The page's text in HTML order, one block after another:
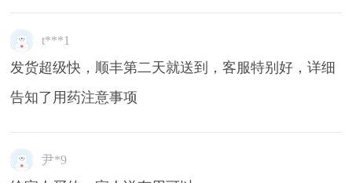
t***1
发货超级快，顺丰第二天就送到，客服特别好，详细
告知了用药注意事项
尹*9